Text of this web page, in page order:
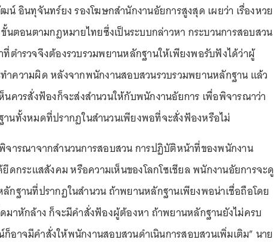
น์ อินทุจันทร์ยง รองโฆษกสำนักงานอัยการสูงสุด เผยว่า เรื่องหวย
นตอนตามกฎหมายไทยซึ่งเป็นระบบกล่าวหา กระบวนการสอบสวน
ที่ตำรวจจึงต้องรวบรวมพยานหลักฐานให้เพียงพอรับฟังได้ว่าผู้
ำความผิด หลังจากพนักงานสอบสวนรวบรวมพยานหลักฐาน แล้ว
นควรสั่งฟ้องก็จะส่งสำนวนให้กับพนักงานอัยการ เพื่อพิจารณาว่า
นทั้งหมดที่ปรากฏในสำนวนเพียงพอที่จะสั่งฟ้องหรือไม่
จารณาจากสำนวนการสอบสวน การปฏิบัติหน้าที่ของพนักงาน
ดกระแสสังคม หรือความเห็นของโลกโซเชียล พนักงานอัยการจะดู
กฐานที่ปรากฏในสำนวน ถ้าพยานหลักฐานเพียงพอน่าเชื่อถือโดย
มาหักล้าง ก็จะมีคำสั่งฟ้องผู้ต้องหา ถ้าพยานหลักฐานยังไม่ครบ
อาจมีคำสั่งให้พนักงานสอบสวนดำเนินการสอบสวนเพิ่มเติม” นาย